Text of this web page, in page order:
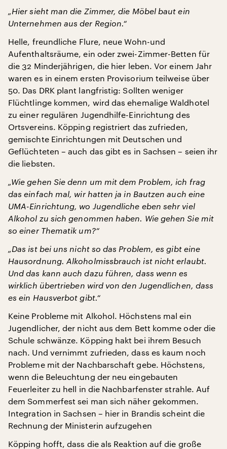
„Hier sieht man die Zimmer, die Möbel baut ein
Unternehmen aus der Region.“
Helle, freundliche Flure, neue Wohn-und
Aufenthaltsräume, ein oder zwei-Zimmer-Betten für
die 32 Minderjährigen, die hier leben. Vor einem Jahr
waren es in einem ersten Provisorium teilweise über
50. Das DRK plant langfristig: Sollten weniger
Flüchtlinge kommen, wird das ehemalige Waldhotel
zu einer regulären Jugendhilfe-Einrichtung des
Ortsvereins. Köpping registriert das zufrieden,
gemischte Einrichtungen mit Deutschen und
Geflüchteten – auch das gibt es in Sachsen – seien ihr
die liebsten.
„Wie gehen Sie denn um mit dem Problem, ich frag
das einfach mal, wir hatten ja in Bautzen auch eine
UMA-Einrichtung, wo Jugendliche eben sehr viel
Alkohol zu sich genommen haben. Wie gehen Sie mit
so einer Thematik um?“
„Das ist bei uns nicht so das Problem, es gibt eine
Hausordnung. Alkoholmissbrauch ist nicht erlaubt.
Und das kann auch dazu führen, dass wenn es
wirklich übertrieben wird von den Jugendlichen, dass
es ein Hausverbot gibt.“
Keine Probleme mit Alkohol. Höchstens mal ein
Jugendlicher, der nicht aus dem Bett komme oder die
Schule schwänze. Köpping hakt bei ihrem Besuch
nach. Und vernimmt zufrieden, dass es kaum noch
Probleme mit der Nachbarschaft gebe. Höchstens,
wenn die Beleuchtung der neu eingebauten
Feuerleiter zu hell in die Nachbarfenster strahle. Auf
dem Sommerfest sei man sich näher gekommen.
Integration in Sachsen – hier in Brandis scheint die
Rechnung der Ministerin aufzugehen
Köpping hofft, dass die als Reaktion auf die große